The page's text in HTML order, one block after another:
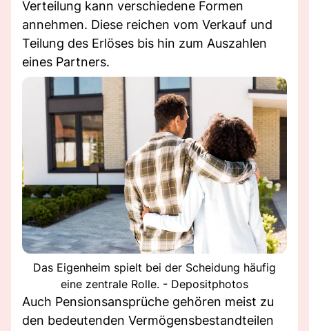
Verteilung kann verschiedene Formen
annehmen. Diese reichen vom Verkauf und
Teilung des Erlöses bis hin zum Auszahlen
eines Partners.
Das Eigenheim spielt bei der Scheidung häufig
eine zentrale Rolle. - Depositphotos
Auch Pensionsansprüche gehören meist zu
den bedeutenden Vermögensbestandteilen